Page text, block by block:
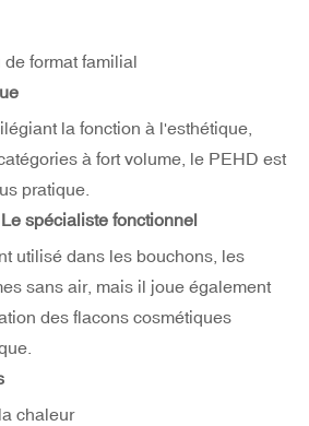
format familial
la fonction à l'esthétique,
à fort volume, le PEHD est
pratique.
spécialiste fonctionnel
utilisé dans les bouchons, les
sans air, mais il joue également
des flacons cosmétiques
chaleur